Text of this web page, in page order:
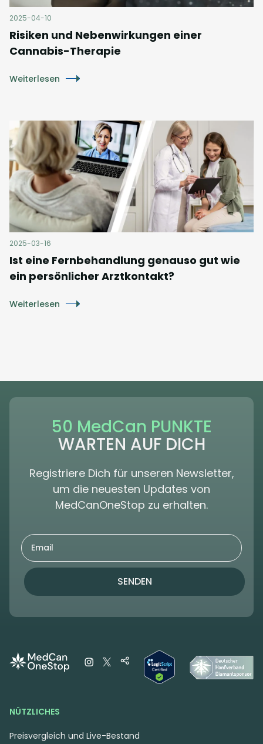
2025-04-10
Risiken und Nebenwirkungen einer
Cannabis-Therapie
Weiterlesen
2025-03-16
Ist eine Fernbehandlung genauso gut wie
ein persönlicher Arztkontakt?
Weiterlesen
50 MedCan PUNKTE
WARTEN AUF DICH
Registriere Dich für unseren Newsletter,
um die neuesten Updates von
MedCanOneStop zu erhalten.
SENDEN
NÜTZLICHES
Preisvergleich und Live-Bestand